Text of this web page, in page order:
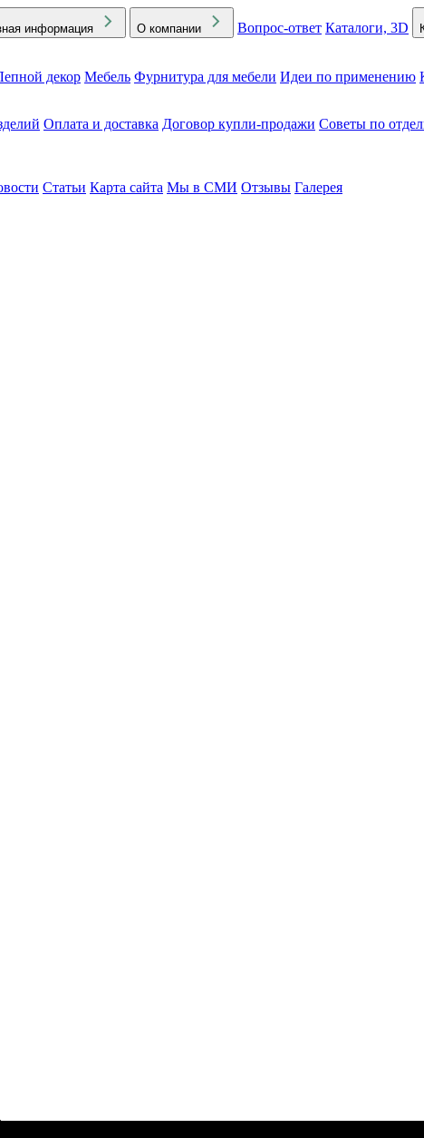
информация О компании Вопрос-ответ Каталоги, 3D
декор Мебель Фурнитура для мебели Идеи по применению
Оплата и доставка Договор купли-продажи Советы по
Статьи Карта сайта Мы в СМИ Отзывы Галерея